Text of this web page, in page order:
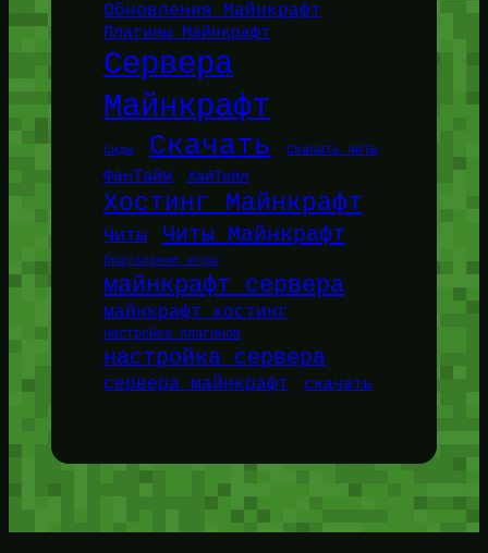
Обновления Майнкрафт
Плагины Майнкрафт
Сервера
Майнкрафт
Сиды Скачать Скачать читы
ФанТайм ХайТейл
Хостинг Майнкрафт
Читы Читы Майнкрафт
браузерные игры
майнкрафт сервера
майнкрафт хостинг
настройка плагинов
настройка сервера
сервера майнкрафт скачать